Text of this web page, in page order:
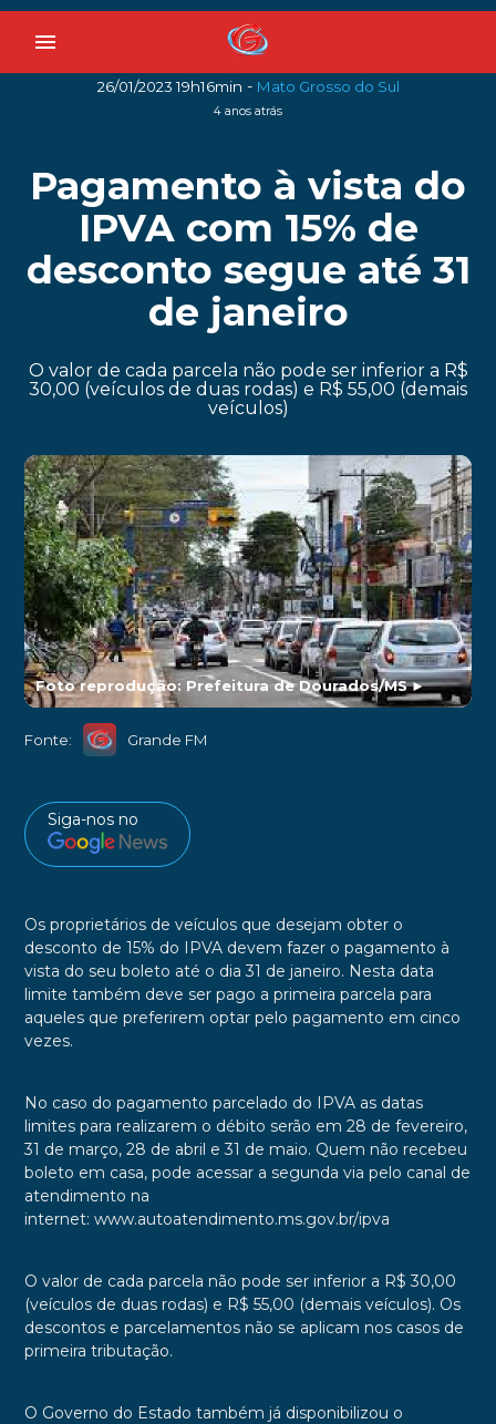
menu
26/01/2023 19h16min - Mato Grosso do Sul
4 anos atrás
Pagamento à vista do
IPVA com 15% de
desconto segue até 31
de janeiro
O valor de cada parcela não pode ser inferior a R$
30,00 (veículos de duas rodas) e R$ 55,00 (demais
veículos)
Foto reprodução: Prefeitura de Dourados/MS►
Fonte: Grande FM
Siga-nos no
Os proprietários de veículos que desejam obter o
desconto de 15% do IPVA devem fazer o pagamento à
vista do seu boleto até o dia 31 de janeiro. Nesta data
limite também deve ser pago a primeira parcela para
aqueles que preferirem optar pelo pagamento em cinco
vezes.
No caso do pagamento parcelado do IPVA as datas
limites para realizarem o débito serão em 28 de fevereiro,
31 de março, 28 de abril e 31 de maio. Quem não recebeu
boleto em casa, pode acessar a segunda via pelo canal de
atendimento na
internet: www.autoatendimento.ms.gov.br/ipva
O valor de cada parcela não pode ser inferior a R$ 30,00
(veículos de duas rodas) e R$ 55,00 (demais veículos). Os
descontos e parcelamentos não se aplicam nos casos de
primeira tributação.
O Governo do Estado também já disponibilizou o